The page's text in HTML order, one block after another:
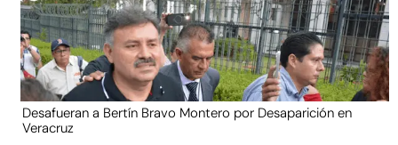
Desafueran a Bertín Bravo Montero por Desaparición en
Veracruz